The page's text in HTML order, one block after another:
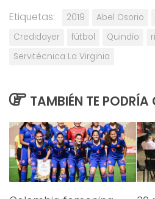
Etiquetas: 2019 Abel Osorio
Credidayer
fútbol Quindío
Servitécnica La Virginia
TAMBIÉN TE PODRÍA